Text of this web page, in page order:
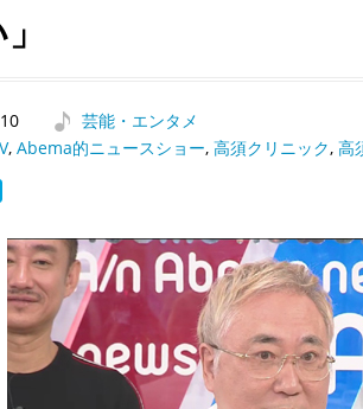
芸能・エンタメ
, Abema的ニュースショー, 高須クリニック, 高